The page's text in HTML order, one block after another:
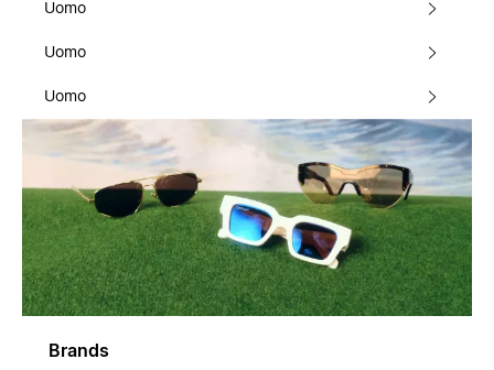
Uomo
Uomo
Uomo
Brands